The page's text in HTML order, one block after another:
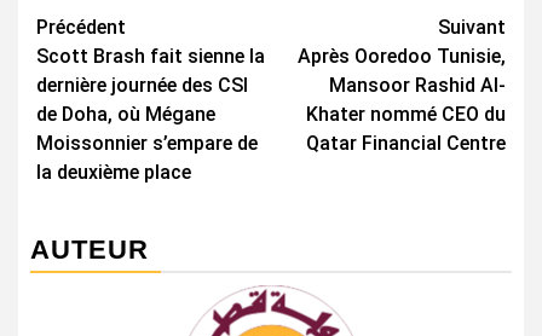
Navigation
d’article
Précédent
Scott Brash fait sienne la
dernière journée des CSI
de Doha, où Mégane
Moissonnier s’empare de
la deuxième place
Suivant
Après Ooredoo Tunisie,
Mansoor Rashid Al-
Khater nommé CEO du
Qatar Financial Centre
AUTEUR